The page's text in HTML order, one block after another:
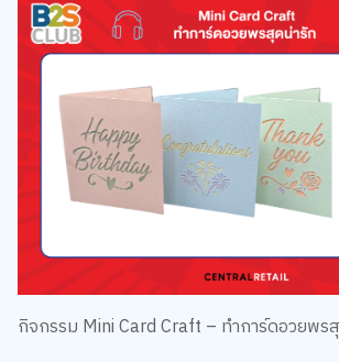
กิจกรรม Mini Card Craft – ทำการ์ดอวยพร